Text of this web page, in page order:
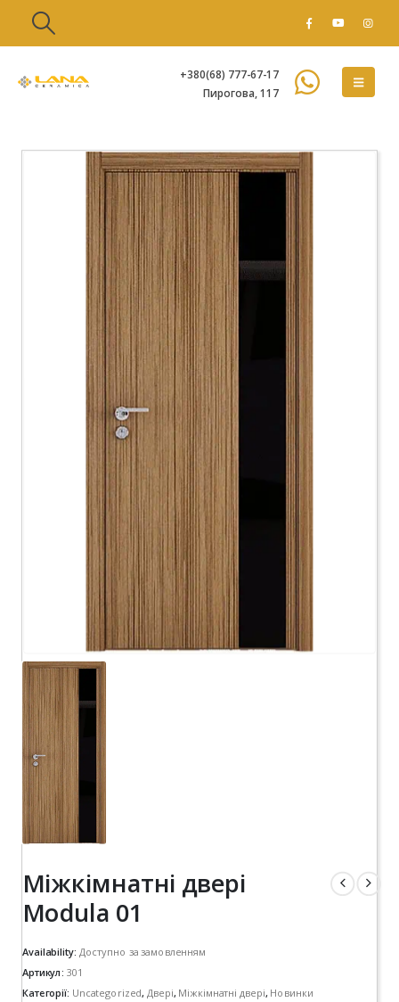
+380(68) 777-67-17
Пирогова, 117
Міжкімнатні двері
Modula 01
Availability: Доступно за замовленням
Артикул:301
Категорії: Uncategorized, Двері, Міжкімнатні двері, Новинки